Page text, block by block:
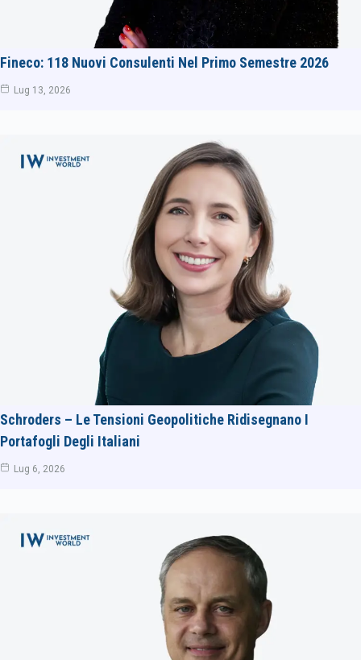
Fineco: 118 Nuovi Consulenti Nel Primo Semestre 2026
Lug 13, 2026
Schroders – Le Tensioni Geopolitiche Ridisegnano I
Portafogli Degli Italiani
Lug 6, 2026